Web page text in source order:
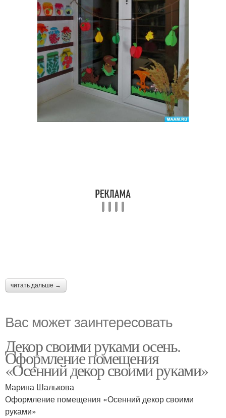
читать дальше →
Вас может заинтересовать
Декор своими руками осень.
Оформление помещения
«Осенний декор своими руками»
Марина Шалькова
Оформление помещения «Осенний декор своими
руками»